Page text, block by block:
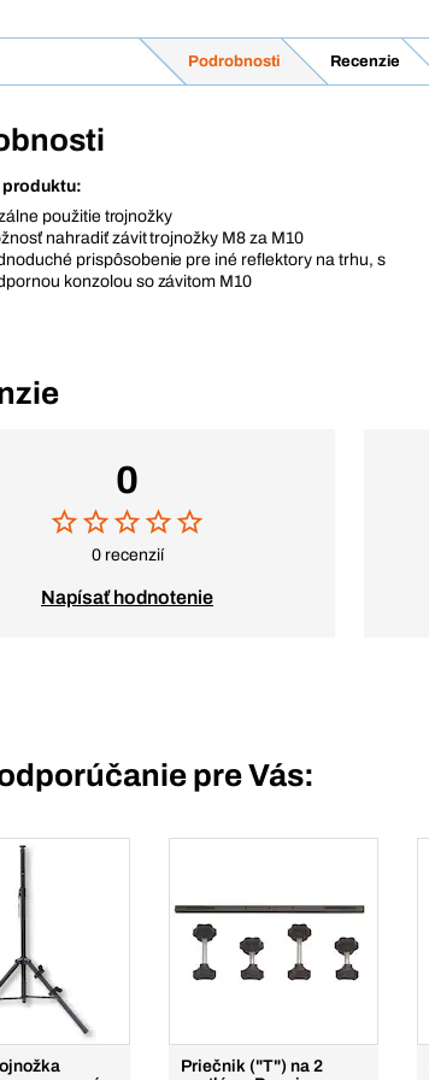
Podrobnosti Recenzie
použitie trojnožky
nahradiť závit trojnožky M8 za M10
prispôsobenie pre iné reflektory na trhu, s
konzolou so závitom M10
0
0 recenzií
Napísať hodnotenie
pre Vás:
Priečnik ("T") na 2